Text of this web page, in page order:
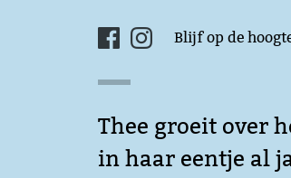
Blijf op de
Thee groeit over
in haar eentje al